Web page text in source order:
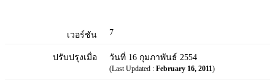
เวอร์ชัน 7
ปรับปรุงเมื่อ วันที่ 16 กุมภาพันธ์ 2554
(Last Updated : February 16, 2011)